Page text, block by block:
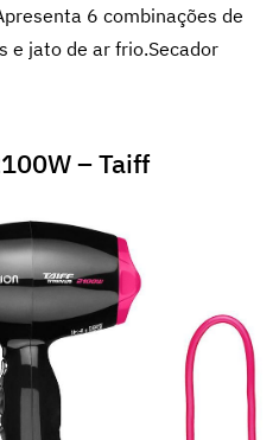
6 combinações de
e jato de ar frio.Secador
– Taiff